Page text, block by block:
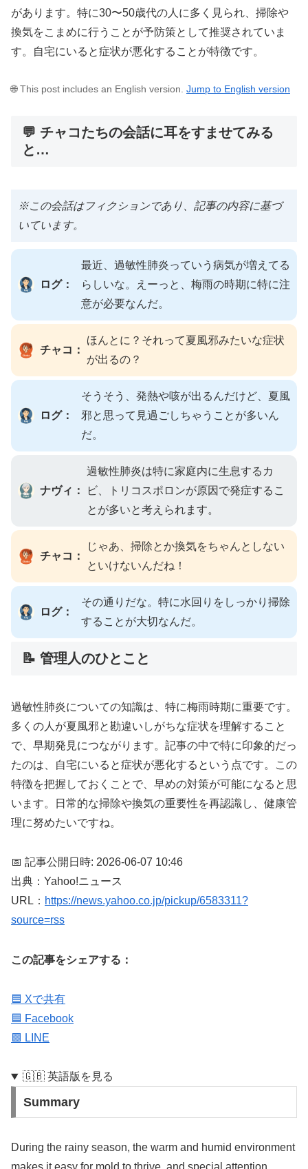
があります。特に30〜50歳代の人に多く見られ、掃除や
換気をこまめに行うことが予防策として推奨されていま
す。自宅にいると症状が悪化することが特徴です。
🌐 This post includes an English version. Jump to English version
💬 チャコたちの会話に耳をすませてみる
と…
※この会話はフィクションであり、記事の内容に基づ
いています。
ログ：
最近、過敏性肺炎っていう病気が増えてる
らしいな。えーっと、梅雨の時期に特に注
意が必要なんだ。
チャコ：
ほんとに？それって夏風邪みたいな症状
が出るの？
ログ：
そうそう、発熱や咳が出るんだけど、夏風
邪と思って見過ごしちゃうことが多いん
だ。
ナヴィ：
過敏性肺炎は特に家庭内に生息するカ
ビ、トリコスポロンが原因で発症するこ
とが多いと考えられます。
チャコ：
じゃあ、掃除とか換気をちゃんとしない
といけないんだね！
ログ：
その通りだな。特に水回りをしっかり掃除
することが大切なんだ。
📝 管理人のひとこと
過敏性肺炎についての知識は、特に梅雨時期に重要です。
多くの人が夏風邪と勘違いしがちな症状を理解すること
で、早期発見につながります。記事の中で特に印象的だっ
たのは、自宅にいると症状が悪化するという点です。この
特徴を把握しておくことで、早めの対策が可能になると思
います。日常的な掃除や換気の重要性を再認識し、健康管
理に努めたいですね。
📅 記事公開日時: 2026-06-07 10:46
出典：Yahoo!ニュース
URL： https://news.yahoo.co.jp/pickup/6583311?
source=rss
この記事をシェアする：
🟦 Xで共有
🟦 Facebook
🟩 LINE
🇬🇧 英語版を見る
Summary
During the rainy season, the warm and humid environment